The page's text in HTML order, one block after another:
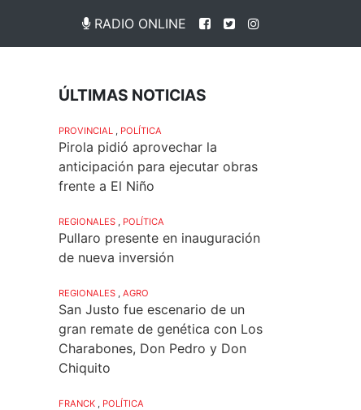
RADIO ONLINE
ÚLTIMAS NOTICIAS
PROVINCIAL POLÍTICA
Pirola pidió aprovechar la
anticipación para ejecutar obras
frente a El Niño
REGIONALES POLÍTICA
Pullaro presente en inauguración
de nueva inversión
REGIONALES AGRO
San Justo fue escenario de un
gran remate de genética con Los
Charabones, Don Pedro y Don
Chiquito
FRANCK POLÍTICA